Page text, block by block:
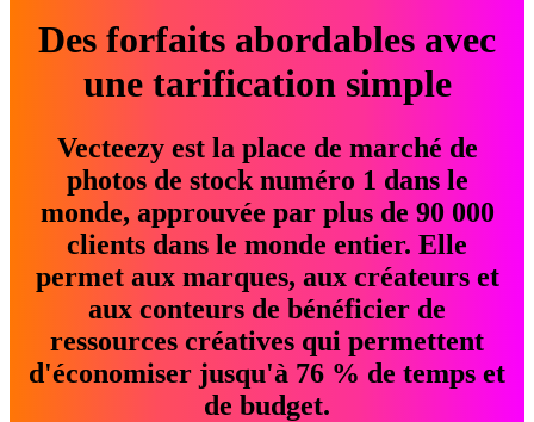
Des forfaits abordables avec
une tarification simple
Vecteezy est la place de marché de
photos de stock numéro 1 dans le
monde, approuvée par plus de 90 000
clients dans le monde entier. Elle
permet aux marques, aux créateurs et
aux conteurs de bénéficier de
ressources créatives qui permettent
d'économiser jusqu'à 76 % de temps et
de budget.